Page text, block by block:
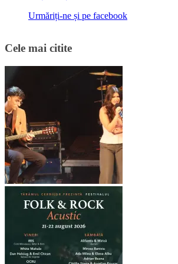
Urmăriți-ne și pe facebook
Cele mai citite